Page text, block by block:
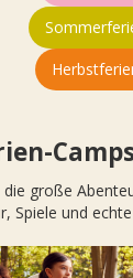
große
Spiele und